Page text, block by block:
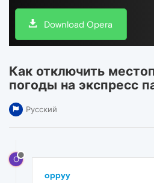
Download Opera
Как отключить
погоды на экспресс
Русский
O
oppyy